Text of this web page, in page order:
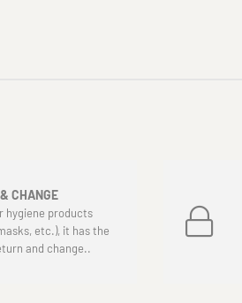
CHANGE
hygiene products
etc.), it has the
and change..